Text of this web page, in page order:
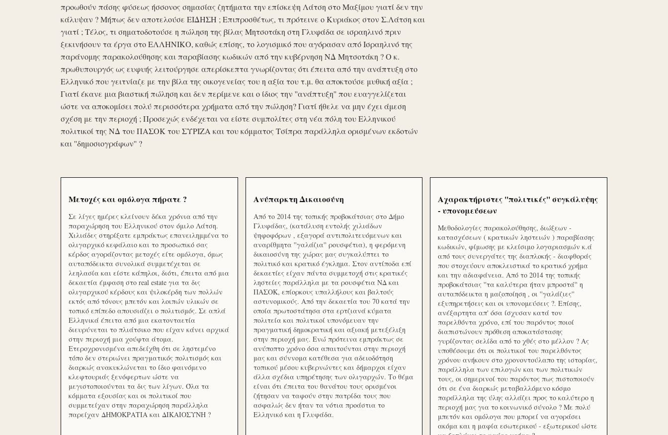
προωθούν πάσης φύσεως ήσσονος σημασίας ζητήματα την επίσκεψη Λάτση στο Μαξίμου γιατί δεν την
κάλυψαν ? Μήπως δεν αποτελούσε ΕΙΔΗΣΗ ; Επιπροσθέτως, τι πρότεινε ο Κυριάκος στον Σ.Λάτση και
γιατί ; Τέλος, τι σηματοδοτούσε η πώληση της βίλας Μητσοτάκη στη Γλυφάδα σε ισραηλινό πριν
ξεκινήσουν τα έργα στο ΕΛΛΗΝΙΚΟ, καθώς επίσης, το λογισμικό που αγόρασαν από Ισραηλινό της
παράνομης παρακολούθησης και παραβίασης κωδικών από την κυβέρνηση ΝΔ Μητσοτάκη ? Ο κ.
πρωθυπουργός ως ευφυής λειτούργησε απερίσκεπτα γνωρίζοντας ότι έπειτα από την ανάπτυξη στο
Ελληνικό που γειτνίαζε με την βίλα της οικογενείας του η αξία του τ.μ. θα αποκτούσε μυθική αξία ;
Γιατί έκανε μια βιαστική πώληση και δεν περίμενε και ο ίδιος την ''ανάπτυξη'' που ευαγγελίζεται
ώστε να αποκομίσει πολύ περισσότερα χρήματα από την πώληση? Γιατί ήθελε να μην έχει άμεση
σχέση με την περιοχή ; Προσεχώς ενδέχεται να είστε συμπολίτες στη νέα πόλη του Ελληνικού
πολιτικοί της ΝΔ του ΠΑΣΟΚ του ΣΥΡΙΖΑ και του κόμματος Τσίπρα παράλληλα ορισμένων εκδοτών
και ''δημοσιογράφων'' ?
Μετοχές και ομόλογα πήρατε ?
Σε λίγες ημέρες κλείνουν δέκα χρόνια από την
παραχώρηση του Ελληνικού στον όμιλο Λάτση.
Χιλιάδες στηρίξατε εμπράκτως επανειλημμένα το
ολιγαρχικό κεφάλαιο και το προσωπικό σας
κέρδος αγοράζοντας μετοχές είτε ομόλογα, όμως
αυταπόδεικτα συνολικά συμμετέχεται σε
λεηλασία και είστε κάπηλοι, διότι, έπειτα από μια
δεκαετία έμφαση στο real estate για τα δις
ολιγαρχικού κέρδους και ψιλοκέρδη των πολλών
εκτός από τόνους μπετόν και λοιπών υλικών σε
τοπικό επίπεδο απουσιάζει ο πολιτισμός. Σε απλά
Ελληνικά έπειτα από μια εκατονταετία
διευρύνεται το πλιάτσικο που είχαν κάνει αρχικά
στην περιοχή μια χούφτα άτομα.
Ετεροχρονισμένα απεδείχθη ότι σε ληστεμένο
τόπο δεν στεριώνει πραγματικός πολιτισμός και
διαρκώς ανακυκλώνεται το ίδιο φαινόμενο
κλεφτουριάς ξενόφερτων ώστε να
μεγιστοποιούνται τα δις των λίγων. Όλα τα
κόμματα εξουσίας και οι πολιτικοί που
συμμετείχαν στην παραχώρηση παράλληλα
παρείχαν ΔΗΜΟΚΡΑΤΙΑ και ΔΙΚΑΙΟΣΥΝΗ ?
Ανύπαρκτη Δικαιοσύνη
Από το 2014 της τοπικής προβοκάτσιας στο Δήμο
Γλυφάδας, (κατάλυση εντολής χιλιάδων
ψηφοφόρων , εξαγορά αντιπολιτευόμενων και
αναρίθμητα ''γαλάζια'' ρουσφέτια), η φερόμενη
δικαιοσύνη της χώρας μας συγκαλύπτει το
πολιτικό και κρατικό έγκλημα. Στον αντίποδα επί
δεκαετίες είχαν πάντα συμμετοχή στις κρατικές
ληστείες παράλληλα με τα ρουσφέτια ΝΔ και
ΠΑΣΟΚ, επίορκους υπαλλήλους και βαλτούς
αστυνομικούς. Από την δεκαετία του 70 κατά την
οποία πρωτοστάτησα στα ερτζιανά κύματα
πολιτεία και πολιτικοί υπονόμευαν την
πραγματική δημοκρατική και αξιακή μετεξέλιξη
στην περιοχή μας. Ενώ πρότεινα εμπράκτως σε
ανύποπτο χρόνο όσα απαιτούνται στην περιοχή
μας και σύννομα κατέθεσα για αδειοδότηση
τοπικού μέσου κυβερνώντες και δήμαρχοι είχαν
άλλα σχέδια υπηρέτησης των ολιγαρχών. Το θέμα
είναι ότι έπειτα του θανάτου τους ορισμένοι
ζήτησαν να ταφούν στην πατρίδα τους που
ασφαλώς δεν ήταν τα νότια προάστια το
Ελληνικό και η Γλυφάδα.
Αχαρακτήριστες ''πολιτικές'' συγκάλυψης
- υπονομεύσεων
Μεθοδολογίες παρακολούθησης, διώξεων -
κατασχέσεων ( κρατικών ληστειών ) παραβίασης
κωδικών, φίμωσης με κλείσιμο λογαριασμών κ.ά
από τους συνεργάτες της διαπλοκής - διαφθοράς
που στοχεύουν αποκλειστικά το κρατικό χρήμα
και την αδιαφάνεια. Από το 2014 της τοπικής
προβοκάτσιας ''τα καλύτερα ήταν μπροστά'' η
αυταπόδεικτα η μαζοποίηση , οι ''γαλάζιες''
εξυπηρετήσεις και οι υπονομεύσεις ?. Επίσης,
ανέξαρτητα απ' όσα ίσχυσαν κατά τον
παρελθόντα χρόνο, επί του παρόντος ποιοί
διαπιστώνουν πρόθεση αποκατάστασης
γυρίζοντας σελίδα από το χθές στο μέλλον ? Ας
υποθέσουμε ότι οι πολιτικοί του παρελθόντος
χρόνου ανήκουν στο χρονοντούλαπο της ιστορίας,
παράλληλα των επιλογών και των πολιτικών
τους, οι σημερινοί του παρόντος πως πιστοποιούν
ότι σε ένα διαρκώς μεταβαλλόμενο κόσμο
παράλληλα της ύλης αλλάζει προς το καλύτερο η
περιοχή μας για το κοινωνικό σύνολο ? Με πολύ
μπετόν και ομόλογα που μπορεί να αγοράσει
ακόμα και η μαφία εσωτερικού - εξωτερικού ώστε